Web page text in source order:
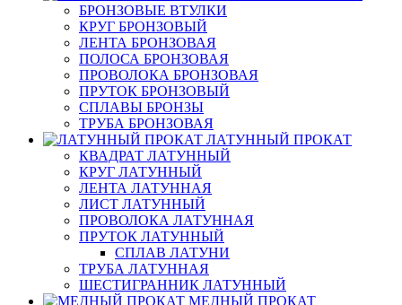
БРОНЗОВЫЕ ВТУЛКИ
КРУГ БРОНЗОВЫЙ
ЛЕНТА БРОНЗОВАЯ
ПОЛОСА БРОНЗОВАЯ
ПРОВОЛОКА БРОНЗОВАЯ
ПРУТОК БРОНЗОВЫЙ
СПЛАВЫ БРОНЗЫ
ТРУБА БРОНЗОВАЯ
ЛАТУННЫЙ ПРОКАТ
КВАДРАТ ЛАТУННЫЙ
КРУГ ЛАТУННЫЙ
ЛЕНТА ЛАТУННАЯ
ЛИСТ ЛАТУННЫЙ
ПРОВОЛОКА ЛАТУННАЯ
ПРУТОК ЛАТУННЫЙ
СПЛАВ ЛАТУНИ
ТРУБА ЛАТУННАЯ
ШЕСТИГРАННИК ЛАТУННЫЙ
МЕДНЫЙ ПРОКАТ